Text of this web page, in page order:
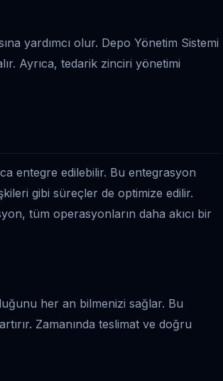
yardımcı olur. Depo Yönetim Sistemi
Ayrıca, tedarik zinciri yönetimi
entegre edilebilir. Bu entegrasyon
gibi süreçler de optimize edilir.
tüm operasyonların daha akıcı bir
her an bilmenizi sağlar. Bu
Zamanında teslimat ve doğru